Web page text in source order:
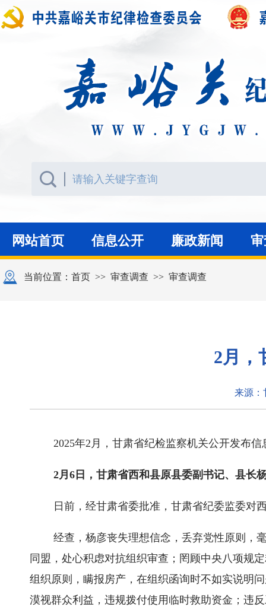
网站首页 信息公开 廉政新闻
当前位置： 首页 >> 审查调查 >> 审查调查
2月
来源：
2025年2月，甘肃省纪检监察机关公开发布
2月6日，甘肃省西和县原县委副书记、县长
日前，经甘肃省委批准，甘肃省纪委监委对
经查，杨彦丧失理想信念，丢弃党性原则，
同盟，处心积虑对抗组织审查；罔顾中央八项规
组织原则，瞒报房产，在组织函询时不如实说明
漠视群众利益，违规拨付使用临时救助资金；违